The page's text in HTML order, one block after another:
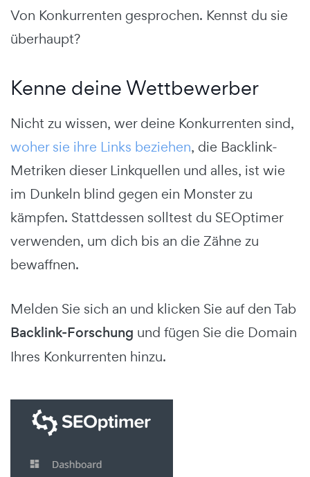
Von Konkurrenten gesprochen. Kennst du sie
überhaupt?
Kenne deine Wettbewerber
Nicht zu wissen, wer deine Konkurrenten sind,
woher sie ihre Links beziehen, die Backlink-
Metriken dieser Linkquellen und alles, ist wie
im Dunkeln blind gegen ein Monster zu
kämpfen. Stattdessen solltest du SEOptimer
verwenden, um dich bis an die Zähne zu
bewaffnen.
Melden Sie sich an und klicken Sie auf den Tab
Backlink-Forschung und fügen Sie die Domain
Ihres Konkurrenten hinzu.